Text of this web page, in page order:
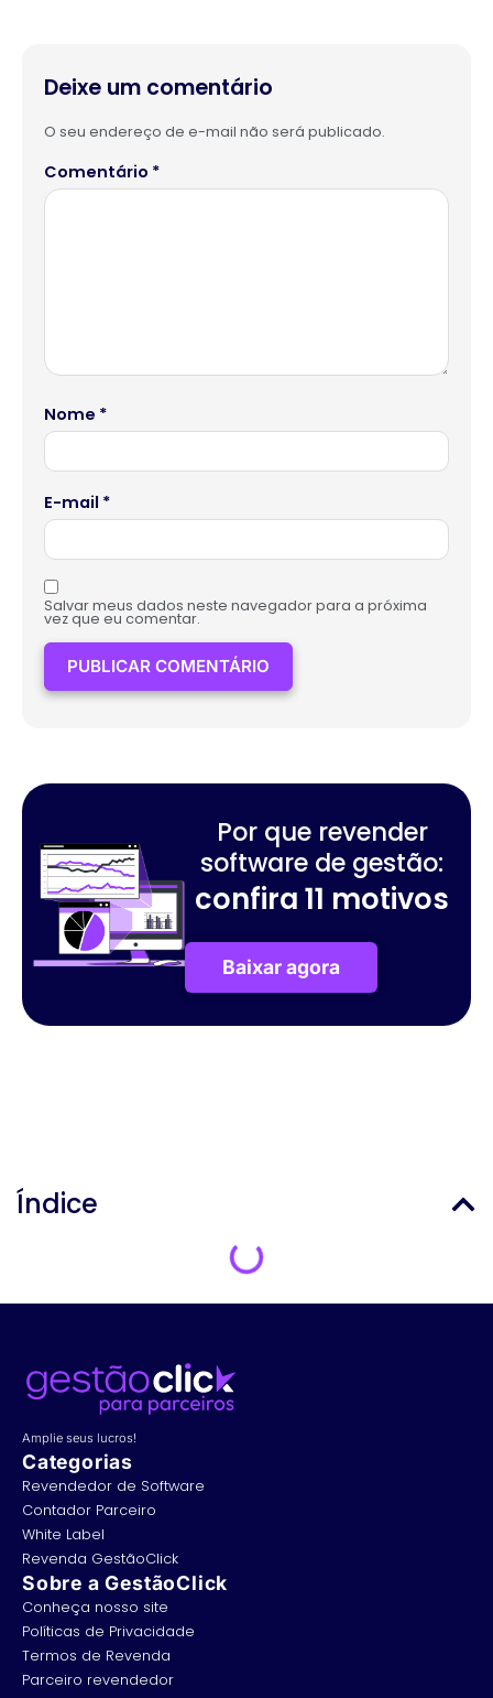
Deixe um comentário
O seu endereço de e-mail não será publicado.
Comentário *
Nome *
E-mail *
Salvar meus dados neste navegador para a próxima
vez que eu comentar.
Por que revender
software de gestão:
confira 11 motivos
Baixar agora
Índice
Amplie seus lucros!
Categorias
Revendedor de Software
Contador Parceiro
White Label
Revenda GestãoClick
Sobre a GestãoClick
Conheça nosso site
Políticas de Privacidade
Termos de Revenda
Parceiro revendedor